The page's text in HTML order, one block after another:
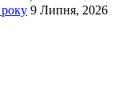
9 Липня, 2026